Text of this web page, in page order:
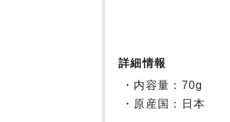
詳細情報
・内容量：70g
・原産国：日本